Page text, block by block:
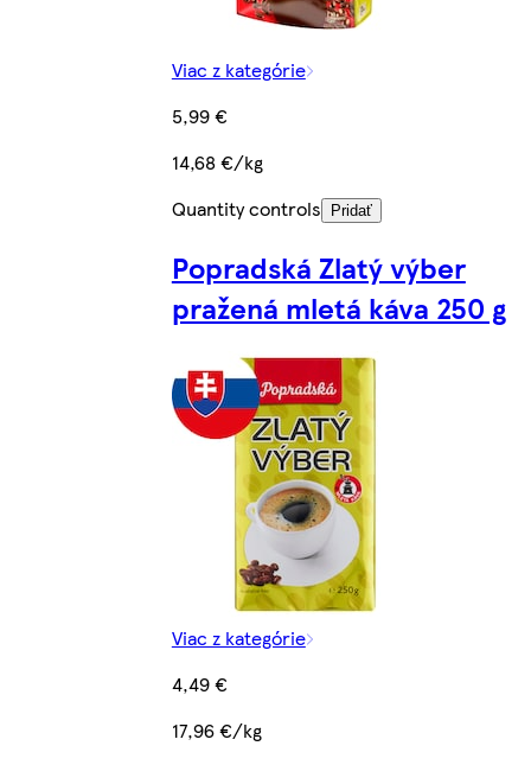
Viac z kategórie
5,99 €
14,68 €/kg
Quantity controls
Pridať
Popradská Zlatý výber
pražená mletá káva 250 g
Viac z kategórie
4,49 €
17,96 €/kg